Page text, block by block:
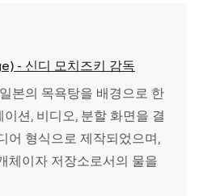
- 신디 모치즈키 감독
본의 목욕탕을 배경으로 한
션, 비디오, 분할 화면을 결
어 형식으로 제작되었으며,
체이자 저장소로서의 물을